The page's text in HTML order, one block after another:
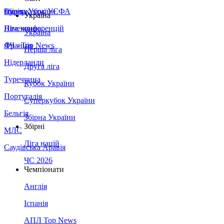
Збірна України
Італія
Німеччина
Франція
Нідерланди
Туреччина
Португалія
Бельгія
МЛС
Саудівська Аравія
Суперкубок УЄФА
Ліга конференцій
ЛЧ - Top News
Україна
Україна
Перша ліга
Друга ліга
Кубок України
Суперкубок України
Збірна України
Збірні
Ліга націй
ЧС 2026
Чемпіонати
Англія
Іспанія
АПЛ Top News